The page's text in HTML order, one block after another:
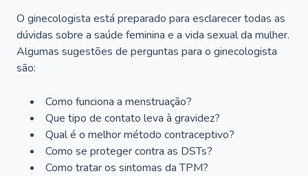
O ginecologista está preparado para esclarecer todas as
dúvidas sobre a saúde feminina e a vida sexual da mulher.
Algumas sugestões de perguntas para o ginecologista
são:
Como funciona a menstruação?
Que tipo de contato leva à gravidez?
Qual é o melhor método contraceptivo?
Como se proteger contra as DSTs?
Como tratar os sintomas da TPM?